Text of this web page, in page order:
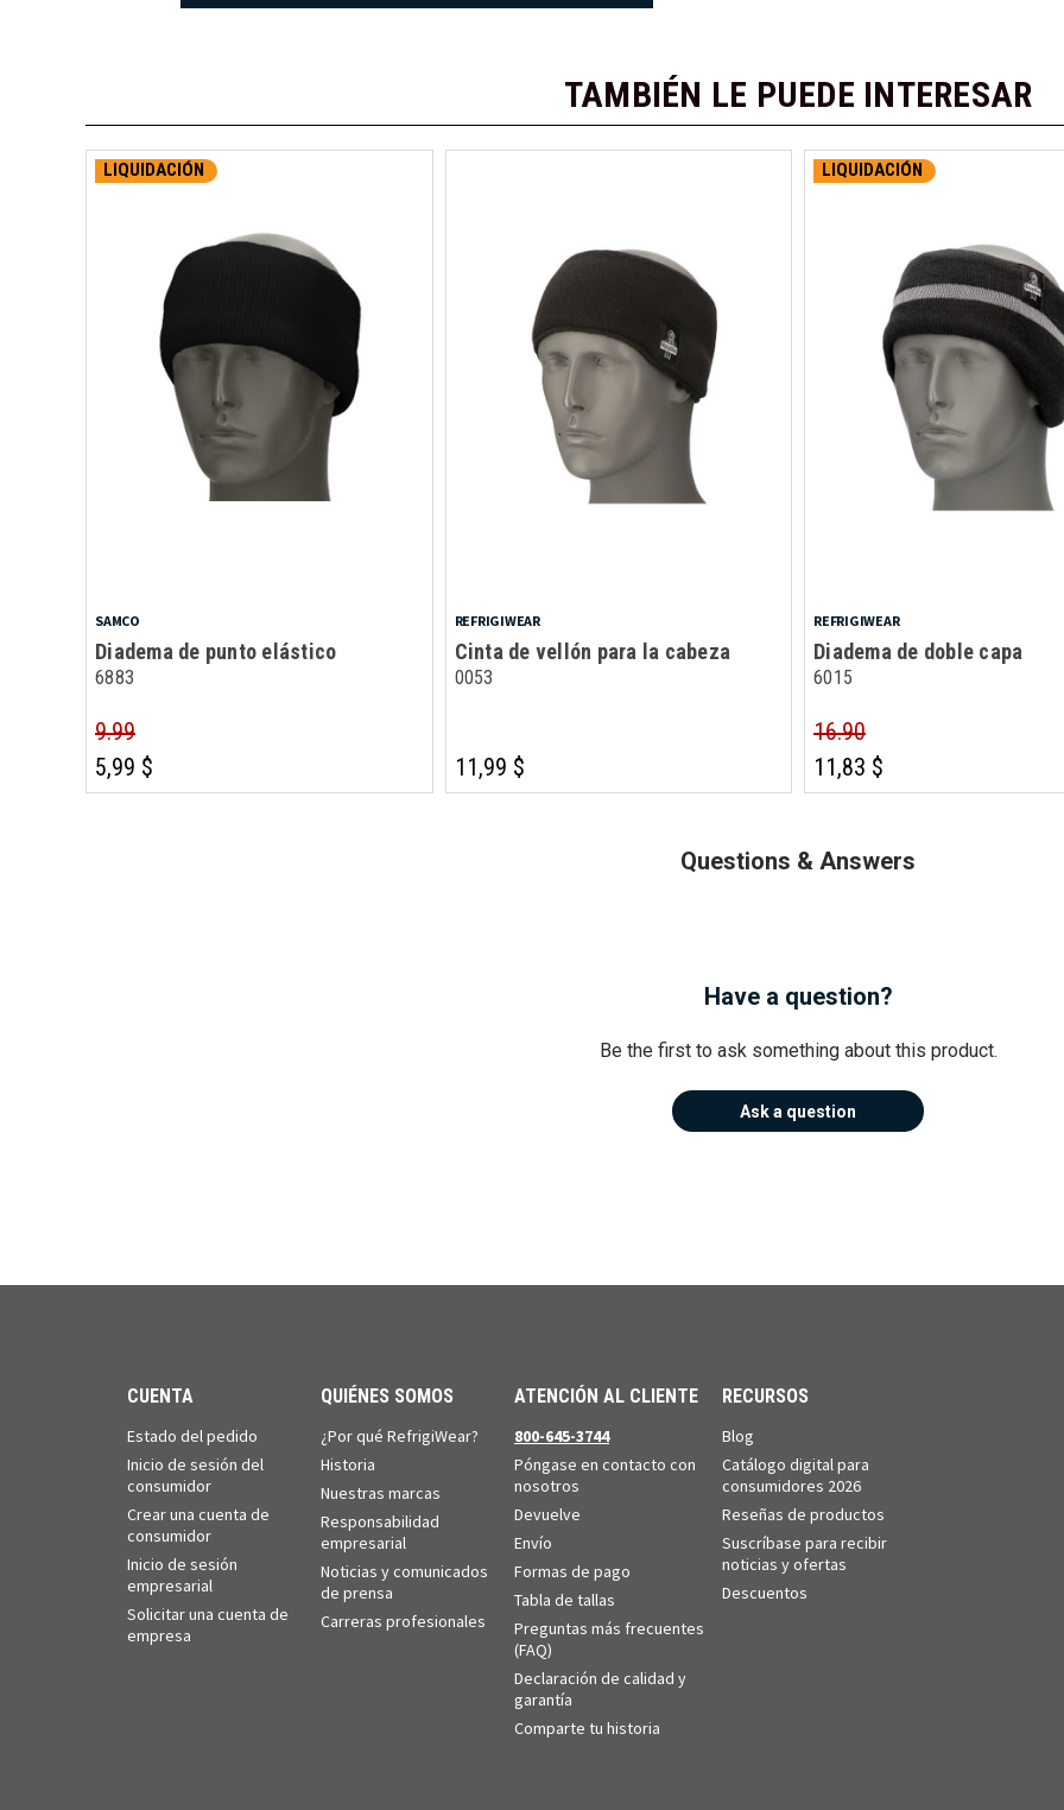
TAMBIÉN LE PUEDE INTERESAR
LIQUIDACIÓN
SAMCO
Diadema de punto elástico
6883
9.99
5,99 $
REFRIGIWEAR
Cinta de vellón para la cabeza
0053
11,99 $
LIQUIDACIÓN
REFRIGIWEAR
Diadema de doble capa
6015
16.90
11,83 $
Questions & Answers
Have a question?
Be the first to ask something about this product.
Ask a question
CUENTA
Estado del pedido
Inicio de sesión del
consumidor
Crear una cuenta de
consumidor
Inicio de sesión
empresarial
Solicitar una cuenta de
empresa
QUIÉNES SOMOS
¿Por qué RefrigiWear?
Historia
Nuestras marcas
Responsabilidad
empresarial
Noticias y comunicados
de prensa
Carreras profesionales
ATENCIÓN AL CLIENTE
800-645-3744
Póngase en contacto con
nosotros
Devuelve
Envío
Formas de pago
Tabla de tallas
Preguntas más frecuentes
(FAQ)
Declaración de calidad y
garantía
Comparte tu historia
RECURSOS
Blog
Catálogo digital para
consumidores 2026
Reseñas de productos
Suscríbase para recibir
noticias y ofertas
Descuentos